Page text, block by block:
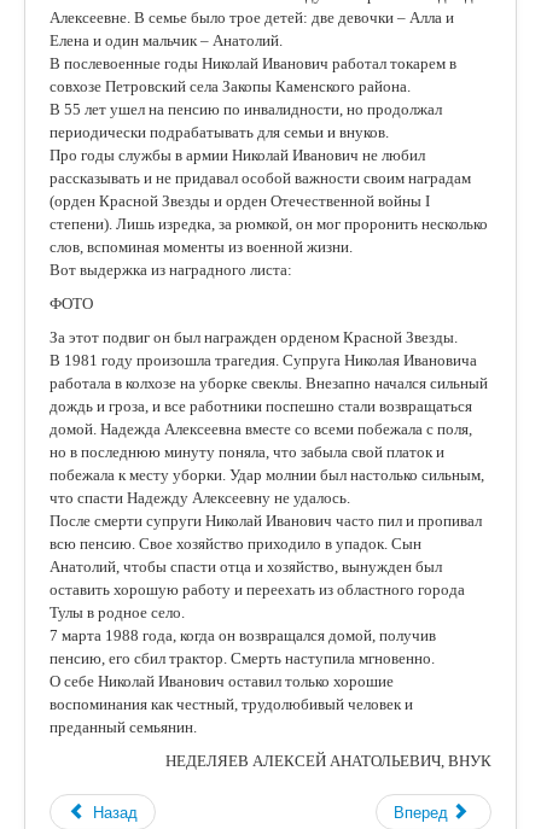
Алексеевне. В семье было трое детей: две девочки – Алла и
Елена и один мальчик – Анатолий.
В послевоенные годы Николай Иванович работал токарем в
совхозе Петровский села Закопы Каменского района.
В 55 лет ушел на пенсию по инвалидности, но продолжал
периодически подрабатывать для семьи и внуков.
Про годы службы в армии Николай Иванович не любил
рассказывать и не придавал особой важности своим наградам
(орден Красной Звезды и орден Отечественной войны I
степени). Лишь изредка, за рюмкой, он мог проронить несколько
слов, вспоминая моменты из военной жизни.
Вот выдержка из наградного листа:
ФОТО
За этот подвиг он был награжден орденом Красной Звезды.
В 1981 году произошла трагедия. Супруга Николая Ивановича
работала в колхозе на уборке свеклы. Внезапно начался сильный
дождь и гроза, и все работники поспешно стали возвращаться
домой. Надежда Алексеевна вместе со всеми побежала с поля,
но в последнюю минуту поняла, что забыла свой платок и
побежала к месту уборки. Удар молнии был настолько сильным,
что спасти Надежду Алексеевну не удалось.
После смерти супруги Николай Иванович часто пил и пропивал
всю пенсию. Свое хозяйство приходило в упадок. Сын
Анатолий, чтобы спасти отца и хозяйство, вынужден был
оставить хорошую работу и переехать из областного города
Тулы в родное село.
7 марта 1988 года, когда он возвращался домой, получив
пенсию, его сбил трактор. Смерть наступила мгновенно.
О себе Николай Иванович оставил только хорошие
воспоминания как честный, трудолюбивый человек и
преданный семьянин.
НЕДЕЛЯЕВ АЛЕКСЕЙ АНАТОЛЬЕВИЧ, ВНУК
Назад Вперед